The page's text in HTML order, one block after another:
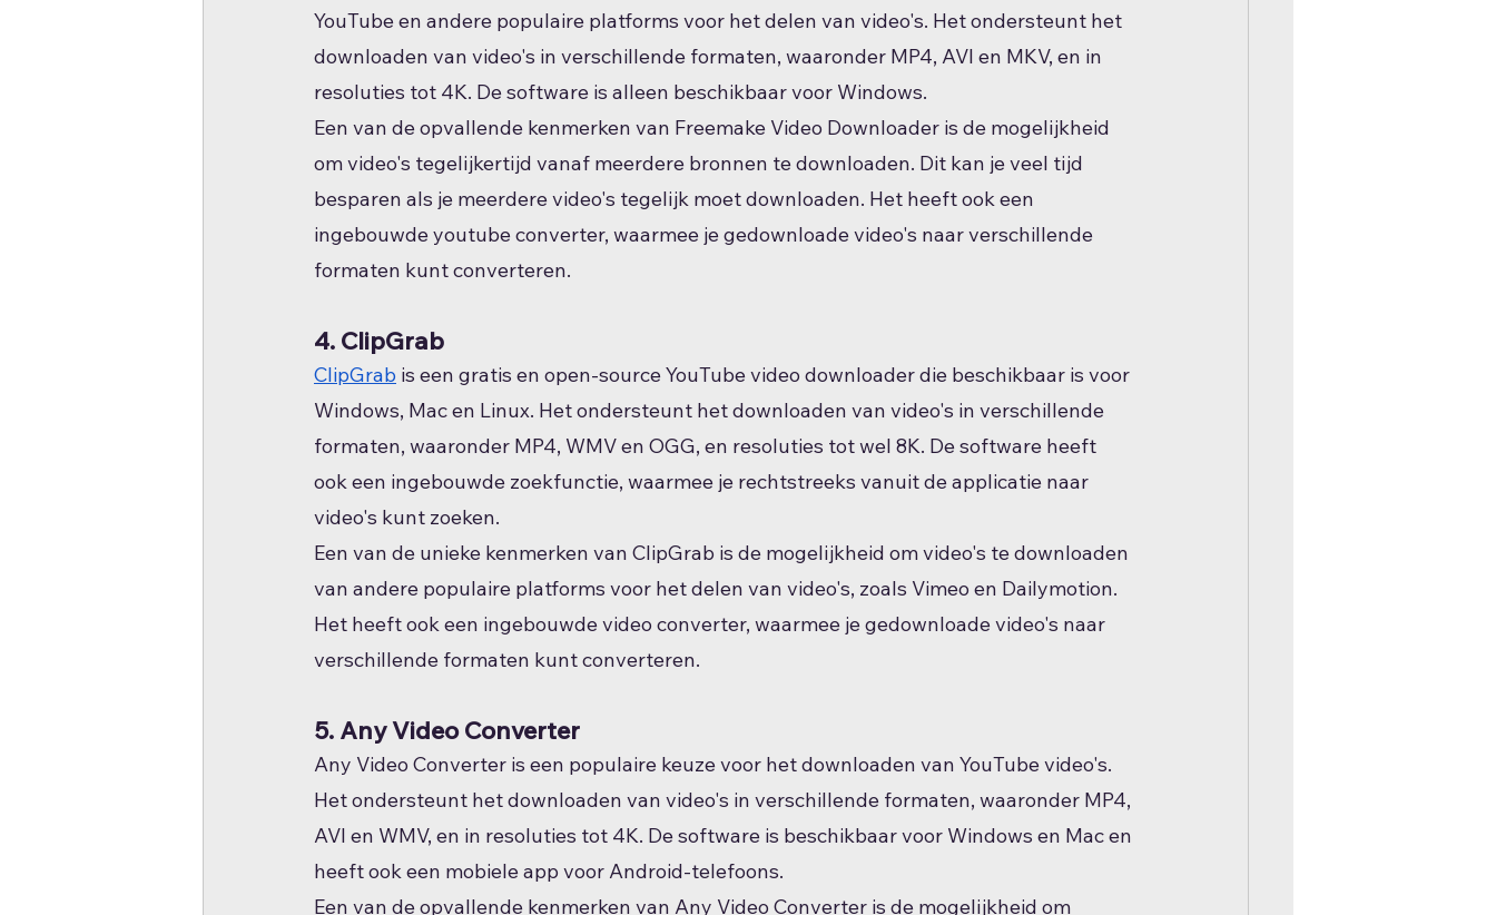
YouTube en andere populaire platforms voor het delen van video's. Het ondersteunt het
downloaden van video's in verschillende formaten, waaronder MP4, AVI en MKV, en in
resoluties tot 4K. De software is alleen beschikbaar voor Windows.
Een van de opvallende kenmerken van Freemake Video Downloader is de mogelijkheid
om video's tegelijkertijd vanaf meerdere bronnen te downloaden. Dit kan je veel tijd
besparen als je meerdere video's tegelijk moet downloaden. Het heeft ook een
ingebouwde youtube converter, waarmee je gedownloade video's naar verschillende
formaten kunt converteren.
4. ClipGrab
ClipGrab is een gratis en open-source YouTube video downloader die beschikbaar is voor
Windows, Mac en Linux. Het ondersteunt het downloaden van video's in verschillende
formaten, waaronder MP4, WMV en OGG, en resoluties tot wel 8K. De software heeft
ook een ingebouwde zoekfunctie, waarmee je rechtstreeks vanuit de applicatie naar
video's kunt zoeken.
Een van de unieke kenmerken van ClipGrab is de mogelijkheid om video's te downloaden
van andere populaire platforms voor het delen van video's, zoals Vimeo en Dailymotion.
Het heeft ook een ingebouwde video converter, waarmee je gedownloade video's naar
verschillende formaten kunt converteren.
5. Any Video Converter
Any Video Converter is een populaire keuze voor het downloaden van YouTube video's.
Het ondersteunt het downloaden van video's in verschillende formaten, waaronder MP4,
AVI en WMV, en in resoluties tot 4K. De software is beschikbaar voor Windows en Mac en
heeft ook een mobiele app voor Android-telefoons.
Een van de opvallende kenmerken van Any Video Converter is de mogelijkheid om